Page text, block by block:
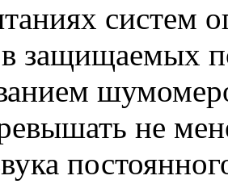
систем
в защищаемых
не